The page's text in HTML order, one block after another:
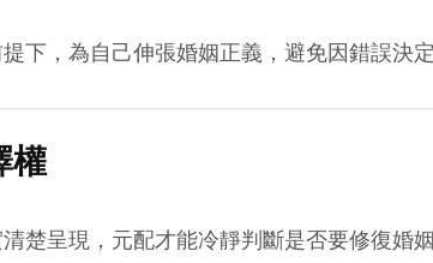
下，為自己伸張婚姻正義，避免因錯誤決
權
楚呈現，元配才能冷靜判斷是否要修復婚